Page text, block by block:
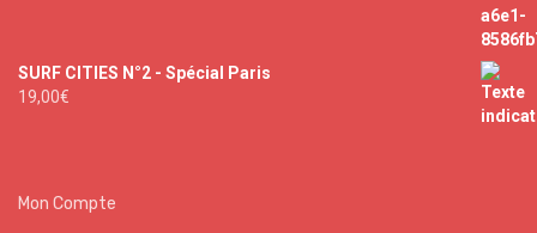
SURF CITIES N°2 - Spécial Paris
19,00€
Mon Compte